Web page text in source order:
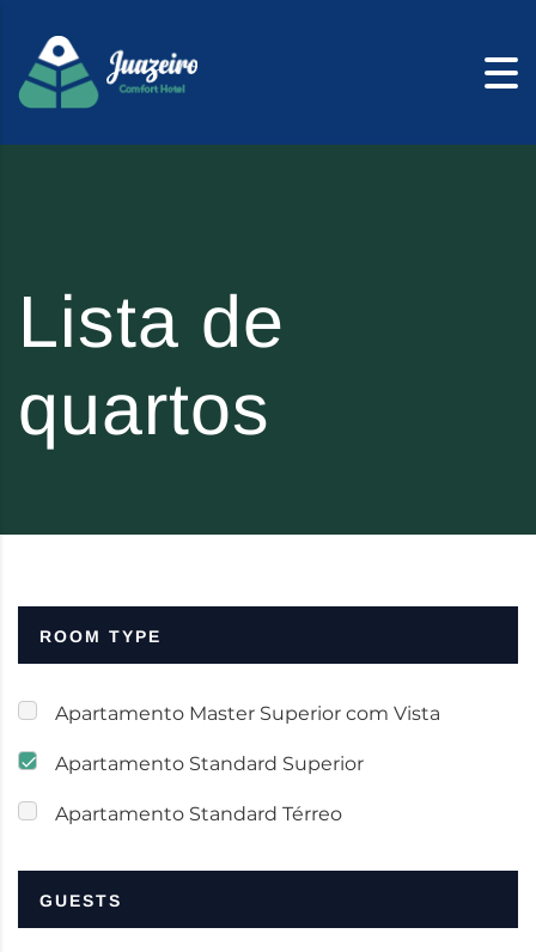
Lista de
quartos
ROOM TYPE
Apartamento Master Superior com Vista
Apartamento Standard Superior
Apartamento Standard Térreo
GUESTS